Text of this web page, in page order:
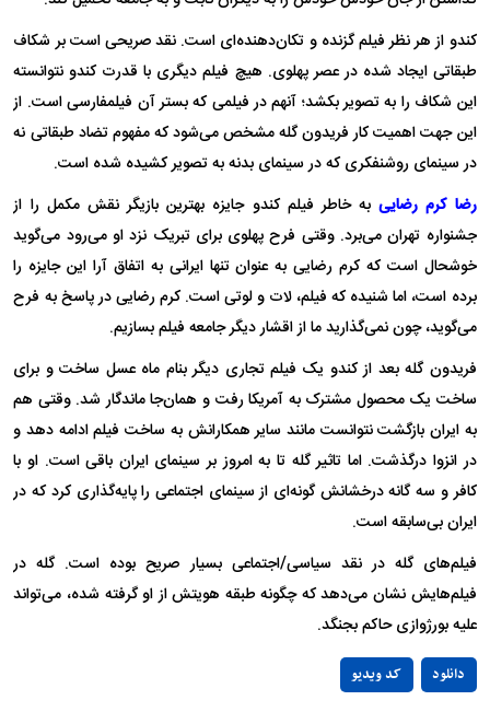
کندو از هر نظر فیلم گزنده و تکان‌دهنده‌ای است. نقد صریحی است بر شکاف
طبقاتی ایجاد شده در عصر پهلوی. هیچ فیلم دیگری با قدرت کندو نتوانسته
این شکاف را به تصویر بکشد؛ آنهم در فیلمی که بستر آن فیلمفارسی است. از
این جهت اهمیت کار فریدون گله مشخص می‌شود که مفهوم تضاد طبقاتی نه
در سینمای روشنفکری که در سینمای بدنه به تصویر کشیده شده است.
رضا کرم رضاییبه خاطر فیلم کندو جایزه بهترین بازیگر نقش مکمل را از
جشنواره تهران می‌برد. وقتی فرح پهلوی برای تبریک نزد او می‌رود می‌گوید
خوشحال است که کرم رضایی به عنوان تنها ایرانی به اتفاق آرا این جایزه را
برده است، اما شنیده که فیلم، لات و لوتی است. کرم رضایی در پاسخ به فرح
می‌گوید، چون نمی‌گذارید ما از اقشار دیگر جامعه فیلم بسازیم.
فریدون گله بعد از کندو یک فیلم تجاری دیگر بنام ماه عسل ساخت و برای
ساخت یک محصول مشترک به آمریکا رفت و همان‌جا ماندگار شد. وقتی هم
به ایران بازگشت نتوانست مانند سایر همکارانش به ساخت فیلم ادامه دهد و
در انزوا درگذشت. اما تاثیر گله تا به امروز بر سینمای ایران باقی است. او با
کافر و سه گانه درخشانش گونه‌ای از سینمای اجتماعی را پایه‌گذاری کرد که در
ایران بی‌سابقه است.
فیلم‌های گله در نقد سیاسی/اجتماعی بسیار صریح بوده است. گله در
فیلم‌هایش نشان می‌دهد که چگونه طبقه هویتش از او گرفته شده، می‌تواند
علیه بورژوازی حاکم بجنگد.
کد ویدیو دانلود